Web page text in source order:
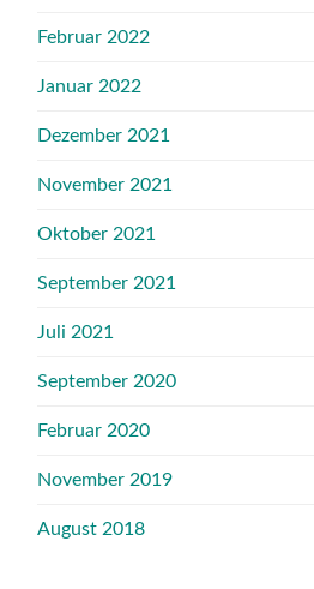
Februar 2022
Januar 2022
Dezember 2021
November 2021
Oktober 2021
September 2021
Juli 2021
September 2020
Februar 2020
November 2019
August 2018